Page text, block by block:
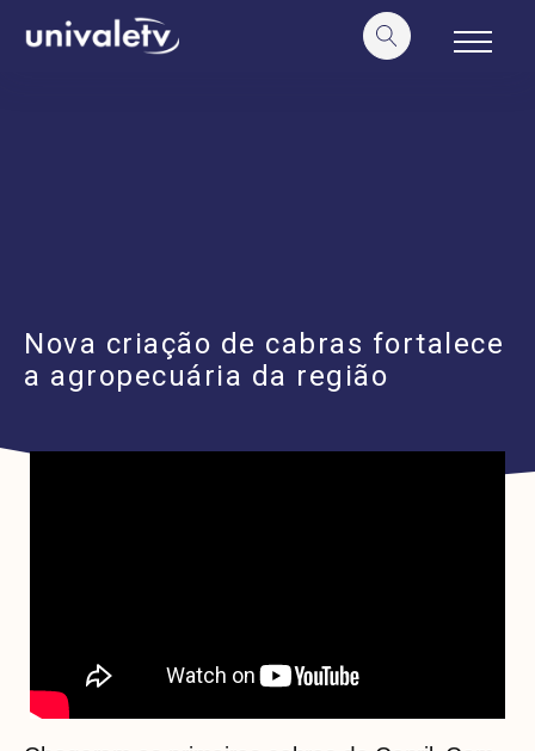
conteúdo
Nova criação de cabras fortalece
a agropecuária da região